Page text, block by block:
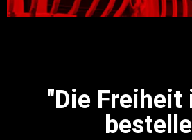
"Die Freiheit